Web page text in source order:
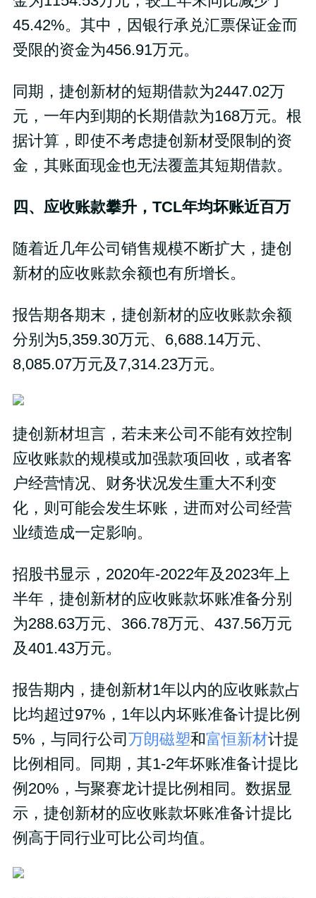
45.42%。其中，因银行承兑汇票保证金而
受限的资金为456.91万元。
同期，捷创新材的短期借款为2447.02万
元，一年内到期的长期借款为168万元。根
据计算，即使不考虑捷创新材受限制的资
金，其账面现金也无法覆盖其短期借款。
四、应收账款攀升，TCL年均坏账近百万
随着近几年公司销售规模不断扩大，捷创
新材的应收账款余额也有所增长。
报告期各期末，捷创新材的应收账款余额
分别为5,359.30万元、6,688.14万元、
8,085.07万元及7,314.23万元。
捷创新材坦言，若未来公司不能有效控制
应收账款的规模或加强款项回收，或者客
户经营情况、财务状况发生重大不利变
化，则可能会发生坏账，进而对公司经营
业绩造成一定影响。
招股书显示，2020年-2022年及2023年上
半年，捷创新材的应收账款坏账准备分别
为288.63万元、366.78万元、437.56万元
及401.43万元。
报告期内，捷创新材1年以内的应收账款占
比均超过97%，1年以内坏账准备计提比例
5%，与同行公司 万朗磁塑和富恒新材计提
比例相同。同期，其1-2年坏账准备计提比
例20%，与聚赛龙计提比例相同。数据显
示，捷创新材的应收账款坏账准备计提比
例高于同行业可比公司均值。